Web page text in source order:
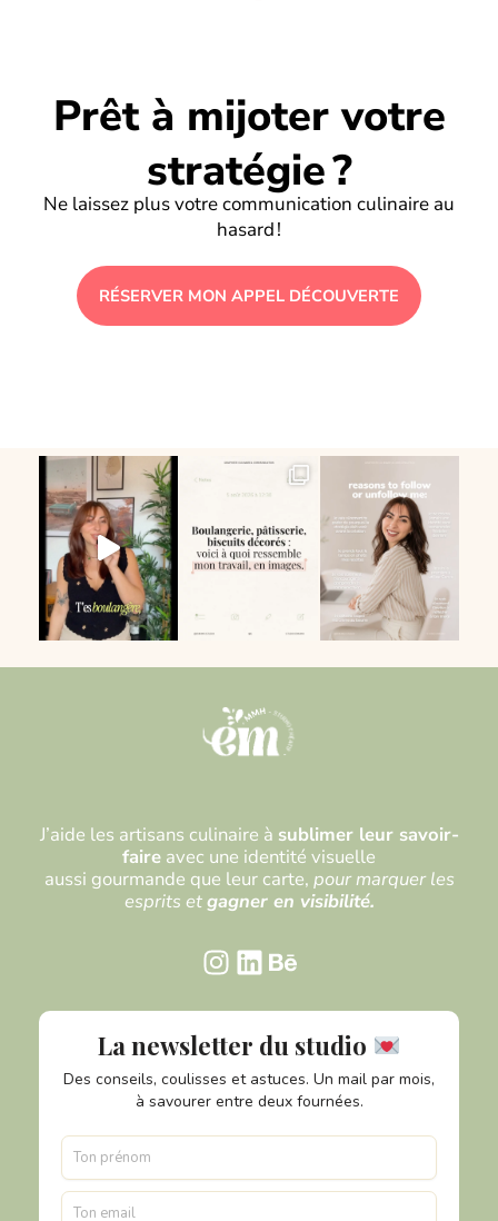
Prêt à mijoter votre
stratégie ?
Ne laissez plus votre communication culinaire au
hasard !
RÉSERVER MON APPEL DÉCOUVERTE
J’aide les artisans culinaire à sublimer leur savoir-
faire avec une identité visuelle
aussi gourmande que leur carte, pour marquer les
esprits etgagner en visibilité.
La newsletter du studio
Des conseils, coulisses et astuces. Un mail par mois,
à savourer entre deux fournées.